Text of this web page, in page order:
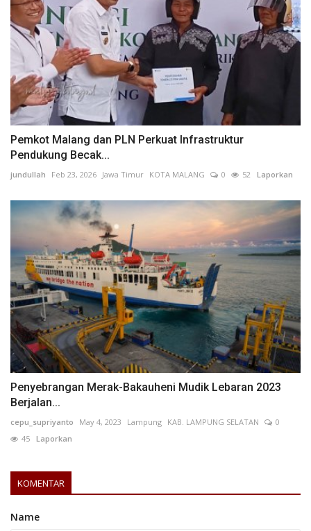
Pemkot Malang dan PLN Perkuat Infrastruktur
Pendukung Becak...
jundullah Feb 23, 2026 Jawa Timur KOTA MALANG 0 52 Laporkan
Penyebrangan Merak-Bakauheni Mudik Lebaran 2023
Berjalan...
cepu_supriyanto May 4, 2023 Lampung KAB. LAMPUNG SELATAN
0
45 Laporkan
KOMENTAR
Name